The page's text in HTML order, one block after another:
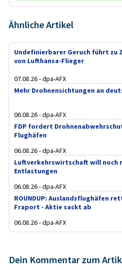
Ähnliche Artikel
Undefinierbarer Geruch führt zu
von Lufthansa-Flieger
07.08.26 - dpa-AFX
Mehr Drohnensichtungen an
06.08.26 - dpa-AFX
FDP fordert
Flughäfen
06.08.26 - dpa-AFX
Luftverkehrswirtschaft will noch
Entlastungen
06.08.26 - dpa-AFX
ROUNDUP: Auslandsflughäfen
Fraport - Aktie sackt ab
06.08.26 - dpa-AFX
Dein Kommentar zum